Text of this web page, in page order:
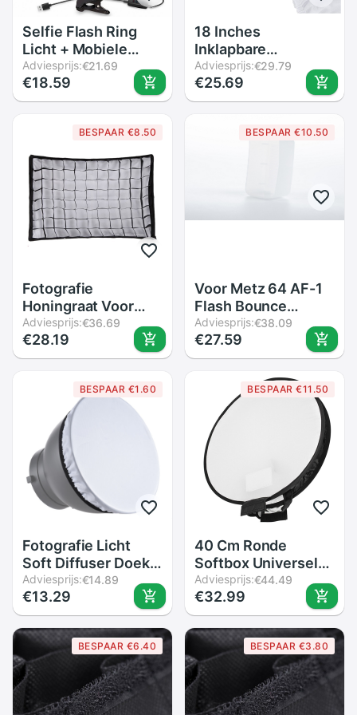
Selfie Flash Ring
Licht + Mobiele
Telefoon Houder 24
Led Camera Lange
Arm Usb Clip Op
Helderheid
Adviesprijs:€21.69
€18.59
18 Inches
Inklapbare
Fotografie Video
Light Softbox
Diffuser Voor
Equivalent) ring
Adviesprijs:€29.79
€25.69
BESPAAR €8.50
Fotografie
Honingraat Voor
50*70Cm/20*28Inch
Paraplu Softbox
Studio Strobe
Adviesprijs:€36.69
€28.19
BESPAAR €10.50
Voor Metz 64 AF-1
Flash Bounce
Diffuser Cap Dome
Semi-transparante
Witte Doos
Adviesprijs:€38.09
€27.59
BESPAAR €1.60
Fotografie Licht
Soft Diffuser Doek
Voor 7
&quot;180Mm
Standaard Studio
Strobe Reflector
Meerdere Kleur
Opties
Adviesprijs:€14.89
€13.29
BESPAAR €11.50
40 Cm Ronde
Softbox Universele
Draagbare
Opvouwbare
Fotografie Flash
Diffuser Softbox
Gdeals
Adviesprijs:€44.49
€32.99
BESPAAR €6.40 BESPAAR €3.80